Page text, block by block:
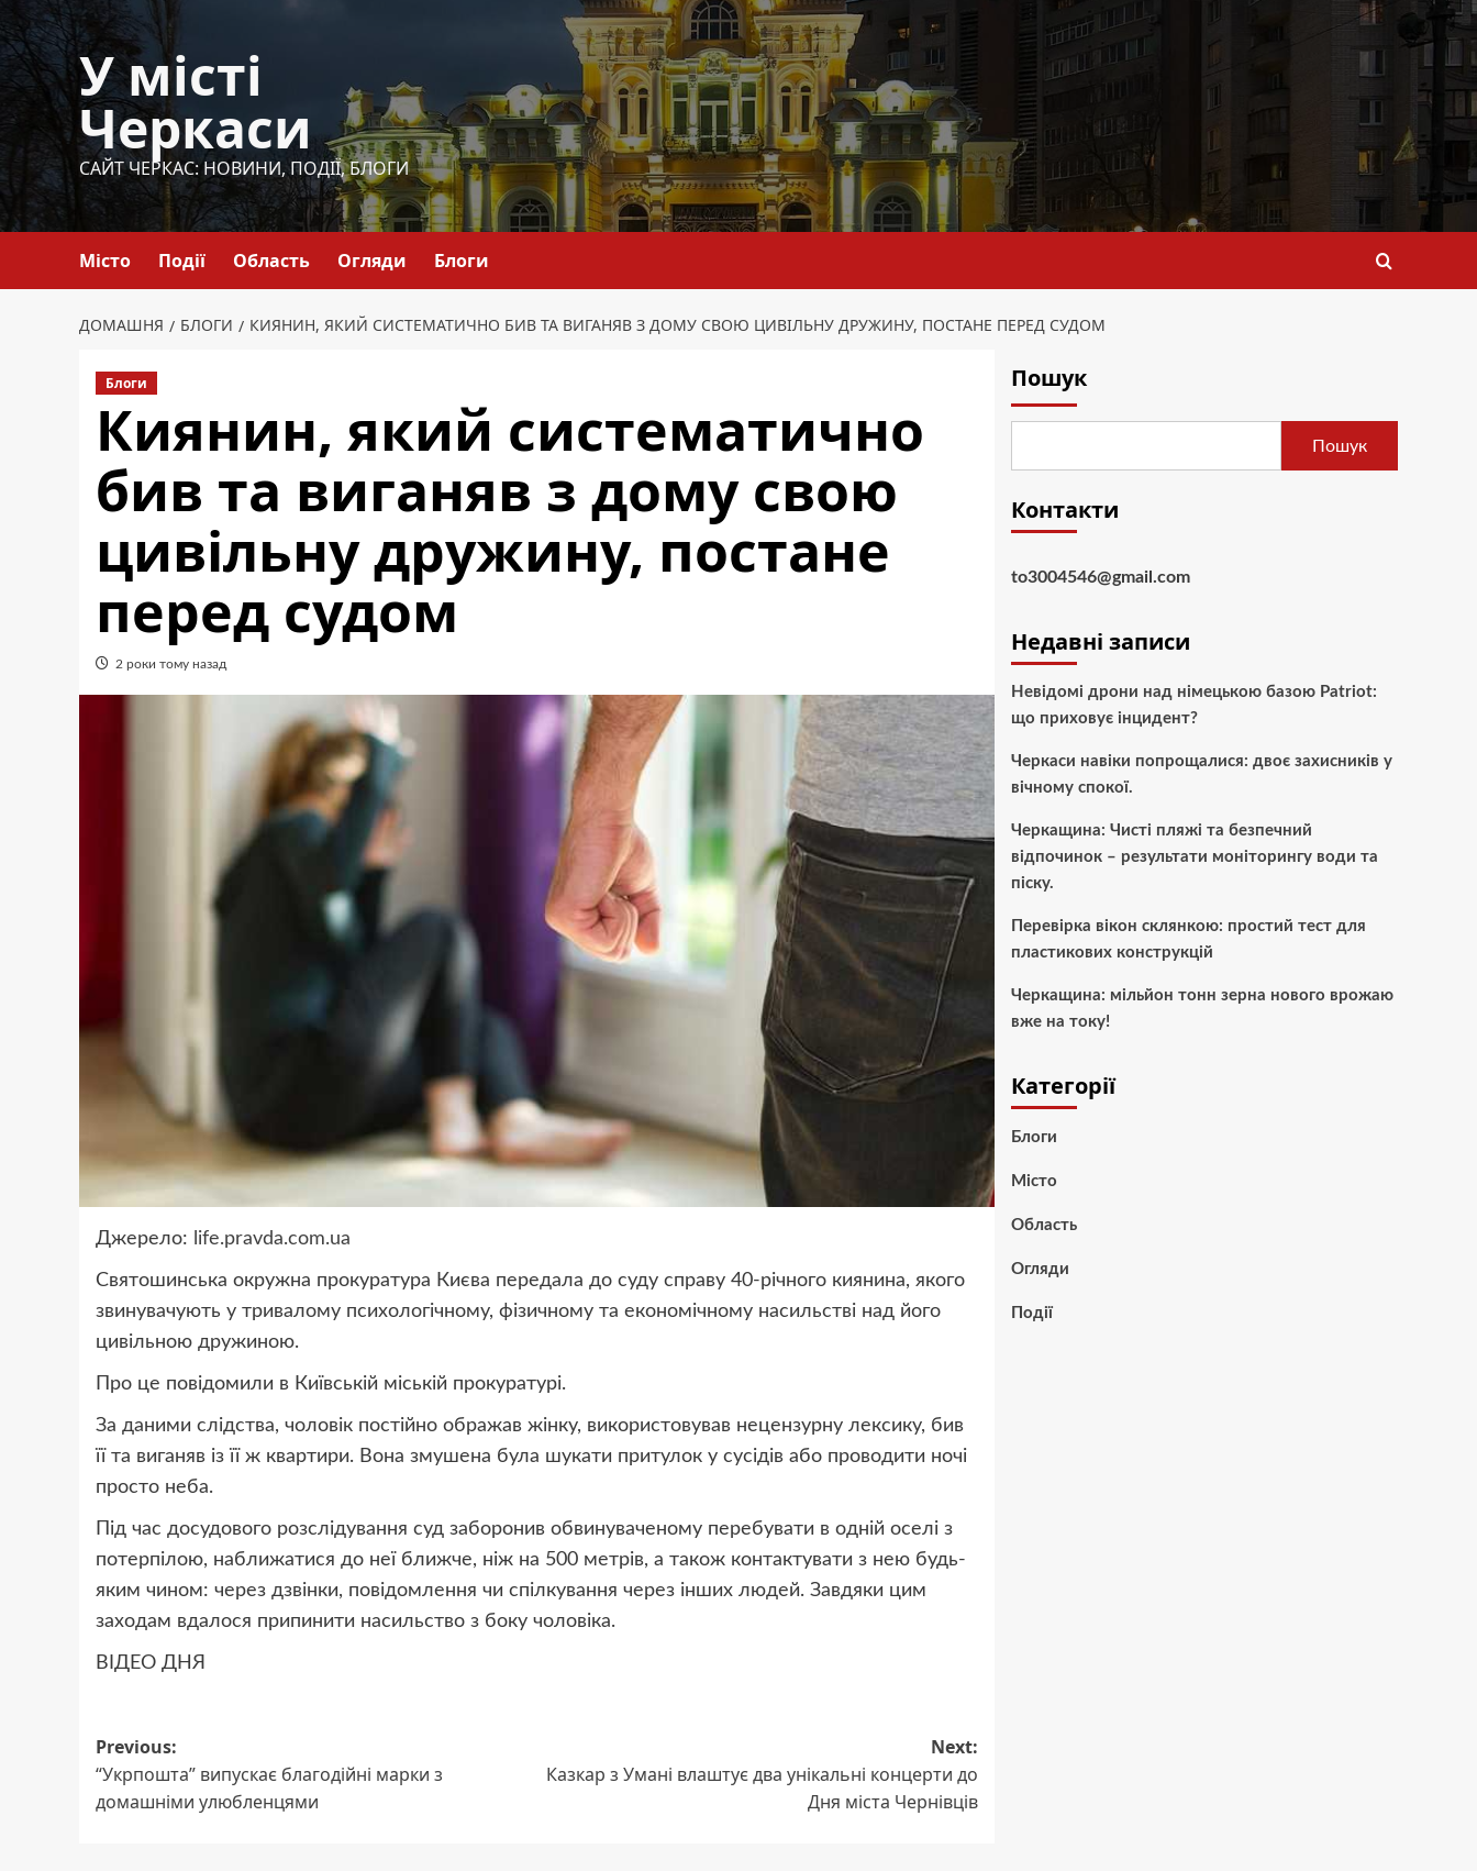
Перейти
до
вмісту
У місті
Черкаси
САЙТ ЧЕРКАС: НОВИНИ, ПОДІЇ, БЛОГИ
Місто Події Область Огляди Блоги
ДОМАШНЯ БЛОГИ КИЯНИН, ЯКИЙ СИСТЕМАТИЧНО БИВ ТА ВИГАНЯВ З ДОМУ СВОЮ ЦИВІЛЬНУ ДРУЖИНУ, ПОСТАНЕ ПЕРЕД СУДОМ
Блоги
Киянин, який систематично
бив та виганяв з дому свою
цивільну дружину, постане
перед судом
2 роки тому назад
Джерело: life.pravda.com.ua
Святошинська окружна прокуратура Києва передала до суду справу 40-річного киянина, якого
звинувачують у тривалому психологічному, фізичному та економічному насильстві над його
цивільною дружиною.
Про це повідомили в Київській міській прокуратурі.
За даними слідства, чоловік постійно ображав жінку, використовував нецензурну лексику, бив
її та виганяв із її ж квартири. Вона змушена була шукати притулок у сусідів або проводити ночі
просто неба.
Під час досудового розслідування суд заборонив обвинуваченому перебувати в одній оселі з
потерпілою, наближатися до неї ближче, ніж на 500 метрів, а також контактувати з нею будь-
яким чином: через дзвінки, повідомлення чи спілкування через інших людей. Завдяки цим
заходам вдалося припинити насильство з боку чоловіка.
ВІДЕО ДНЯ
Post
navigation
Previous:
“Укрпошта” випускає благодійні марки з
домашніми улюбленцями
Next:
Казкар з Умані влаштує два унікальні концерти до
Дня міста Чернівців
Пошук
Пошук
Контакти
to3004546@gmail.com
Недавні записи
Невідомі дрони над німецькою базою Patriot:
що приховує інцидент?
Черкаси навіки попрощалися: двоє захисників у
вічному спокої.
Черкащина: Чисті пляжі та безпечний
відпочинок – результати моніторингу води та
піску.
Перевірка вікон склянкою: простий тест для
пластикових конструкцій
Черкащина: мільйон тонн зерна нового врожаю
вже на току!
Категорії
Блоги
Місто
Область
Огляди
Події